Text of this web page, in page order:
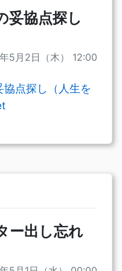
妥協点探し
5月2日（木） 12:00
点探し（人生を
ー出し忘れ